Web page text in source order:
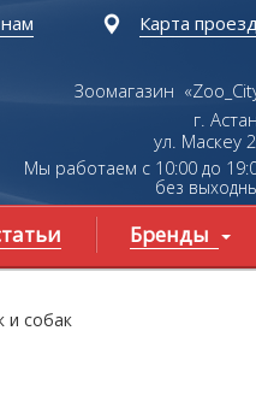
Карта
Зоомагазин
г.
ул. Маскеу
Мы работаем с 10:00 до
без
Бренды
и собак